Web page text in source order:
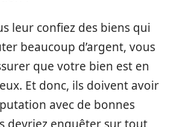
leur confiez des biens qui
beaucoup d’argent, vous
que votre bien est en
Et donc, ils doivent avoir
avec de bonnes